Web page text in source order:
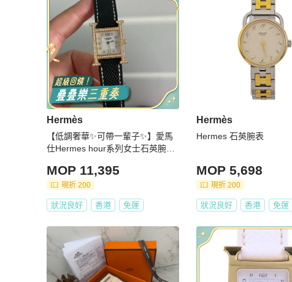
Hermès
【低調奢華✨可帶一輩子✨】愛馬
仕Hermes hour系列女士石英腕表
的皮帶
MOP 11,395
現折 200
狀況良好 香港 免運
Hermès
Hermes 石英腕表
MOP 5,698
現折 200
狀況良好 香港 免運